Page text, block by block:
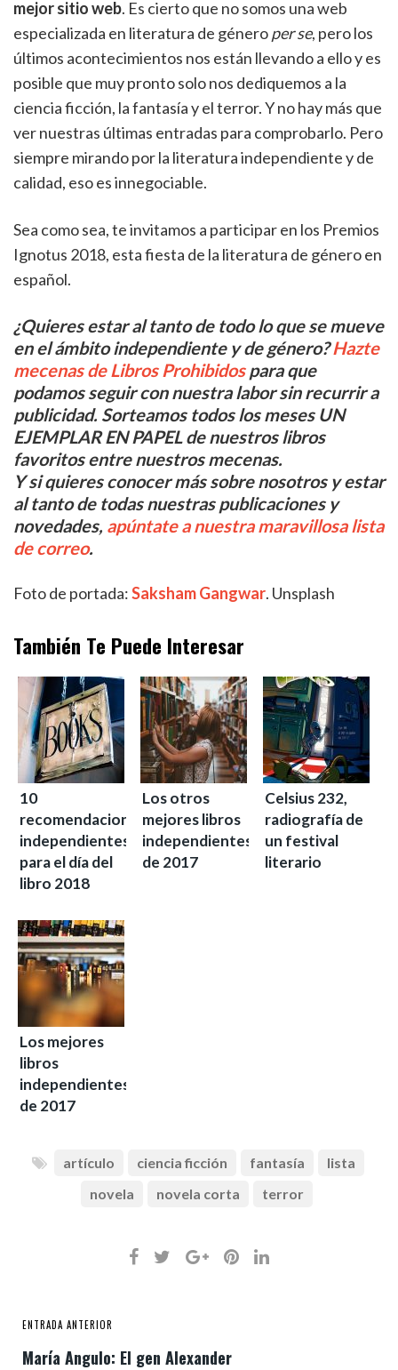
mejor sitio web. Es cierto que no somos una web
especializada en literatura de géneroper se, pero los
últimos acontecimientos nos están llevando a ello y es
posible que muy pronto solo nos dediquemos a la
ciencia ficción, la fantasía y el terror. Y no hay más que
ver nuestras últimas entradas para comprobarlo. Pero
siempre mirando por la literatura independiente y de
calidad, eso es innegociable.
Sea como sea, te invitamos a participar en los Premios
Ignotus 2018, esta fiesta de la literatura de género en
español.
¿Quieres estar al tanto de todo lo que se mueve
en el ámbito independiente y de género?Hazte
mecenas de Libros Prohibidospara que
podamos seguir con nuestra labor sin recurrir a
publicidad. Sorteamos todos los meses UN
EJEMPLAR EN PAPEL de nuestros libros
favoritos entre nuestros mecenas.
Y si quieres conocer más sobre nosotros y estar
al tanto de todas nuestras publicaciones y
novedades, apúntate a nuestra maravillosa lista
de correo.
Foto de portada:Saksham Gangwar. Unsplash
También Te Puede Interesar
10
recomendaciones
independientes
para el día del
libro 2018
Los otros
mejores libros
independientes
de 2017
Celsius 232,
radiografía de
un festival
literario
Los mejores
libros
independientes
de 2017
artículo ciencia ficción fantasía
lista
novela
novela corta terror
ENTRADA ANTERIOR
María Angulo: El gen Alexander